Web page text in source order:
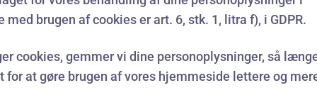
med brugen af cookies er art. 6, stk. 1, litra f), i GDPR.
cookies, gemmer vi dine personoplysninger, så
for at gøre brugen af vores hjemmeside lettere og